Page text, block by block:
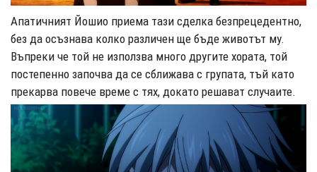
Апатичният Йошио приема тази сделка безпрецедентно,
без да осъзнава колко различен ще бъде животът му.
Въпреки че той не използва много другите хората, той
постепенно започва да се сближава с групата, тъй като
прекарва повече време с тях, докато решават случаите.